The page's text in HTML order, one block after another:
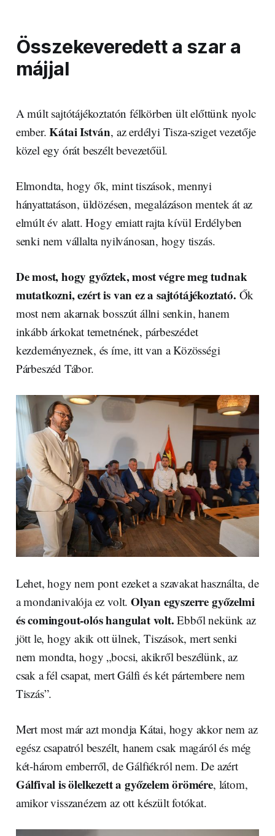
Összekeveredett a szar a
májjal
A múlt sajtótájékoztatón félkörben ült előttünk nyolc
ember.Kátai István, az erdélyi Tisza-sziget vezetője
közel egy órát beszélt bevezetőül.
Elmondta, hogy ők, mint tiszások, mennyi
hányattatáson, üldözésen, megalázáson mentek át az
elmúlt év alatt. Hogy emiatt rajta kívül Erdélyben
senki nem vállalta nyilvánosan, hogy tiszás.
De most, hogy győztek, most végre meg tudnak
mutatkozni, ezért is van ez a sajtótájékoztató. Ők
most nem akarnak bosszút állni senkin, hanem
inkább árkokat temetnének, párbeszédet
kezdeményeznek, és íme, itt van a Közösségi
Párbeszéd Tábor.
Lehet, hogy nem pont ezeket a szavakat használta, de
a mondanivalója ez volt. Olyan egyszerre győzelmi
és comingout-olós hangulat volt.Ebből nekünk az
jött le, hogy akik ott ülnek, Tiszások, mert senki
nem mondta, hogy „bocsi, akikről beszélünk, az
csak a fél csapat, mert Gálfi és két pártembere nem
Tiszás”.
Mert most már azt mondja Kátai, hogy akkor nem az
egész csapatról beszélt, hanem csak magáról és még
két-három emberről, de Gálfiékról nem. De azért
Gálfival is ölelkezett a győzelem örömére, látom,
amikor visszanézem az ott készült fotókat.